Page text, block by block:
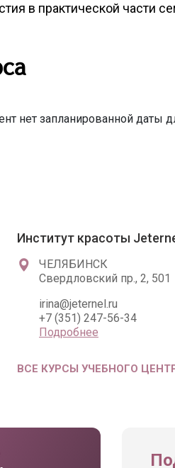
в практической части
нет запланированной даты
Институт красоты
ЧЕЛЯБИНСК
Свердловский пр., 2, 501
irina@jeternel.ru
+7 (351) 247-56-34
Подробнее
ВСЕ КУРСЫ УЧЕБНОГО